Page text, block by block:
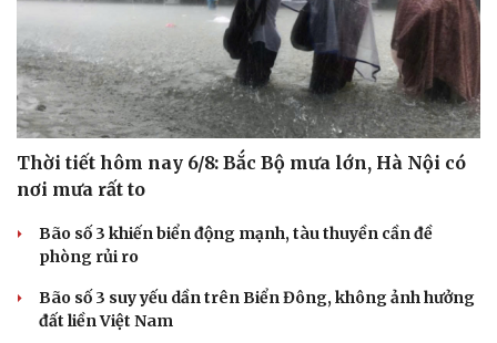
Thời tiết hôm nay 6/8: Bắc Bộ mưa lớn, Hà Nội có
nơi mưa rất to
Bão số 3 khiến biển động mạnh, tàu thuyền cần đề
phòng rủi ro
Bão số 3 suy yếu dần trên Biển Đông, không ảnh hưởng
đất liền Việt Nam